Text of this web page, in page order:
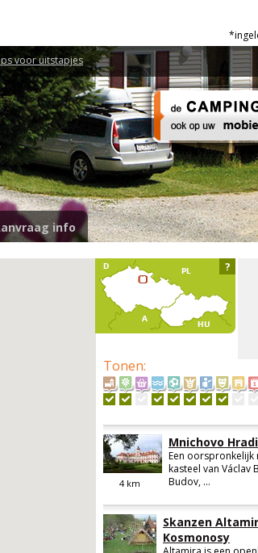
voor uitstapjes
info
?
Tonen:
4km
Mnichovo
Een oorspronkelijk
kasteel van Václav
Budov, ...
Skanzen
Kosmonosy